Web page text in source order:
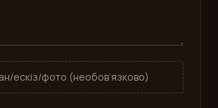
ескіз/фото (необов’язково)